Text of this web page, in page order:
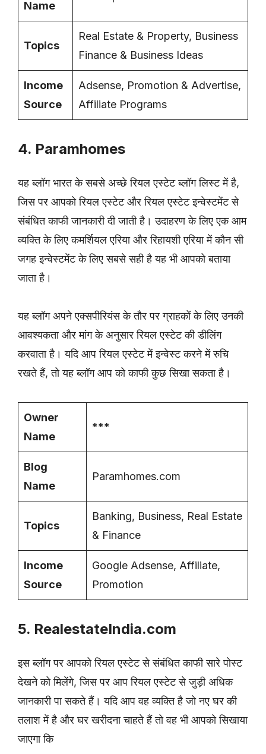
Name
Topics
Real Estate & Property, Business
Finance & Business Ideas
Income
Source
Adsense, Promotion & Advertise,
Affiliate Programs
4. Paramhomes
यह ब्लॉग भारत के सबसे अच्छे रियल एस्टेट ब्लॉग लिस्ट में है,
जिस पर आपको रियल एस्टेट और रियल एस्टेट इन्वेस्टमेंट से
संबंधित काफी जानकारी दी जाती है। उदाहरण के लिए एक आम
व्यक्ति के लिए कमर्शियल एरिया और रिहायशी एरिया में कौन सी
जगह इन्वेस्टमेंट के लिए सबसे सही है यह भी आपको बताया
जाता है।
यह ब्लॉग अपने एक्सपीरियंस के तौर पर ग्राहकों के लिए उनकी
आवश्यकता और मांग के अनुसार रियल एस्टेट की डीलिंग
करवाता है। यदि आप रियल एस्टेट में इन्वेस्ट करने में रुचि
रखते हैं, तो यह ब्लॉग आप को काफी कुछ सिखा सकता है।
Owner
Name
***
Blog
Name
Paramhomes.com
Topics
Banking, Business, Real Estate
& Finance
Income
Source
Google Adsense, Affiliate,
Promotion
5. RealestateIndia.com
इस ब्लॉग पर आपको रियल एस्टेट से संबंधित काफी सारे पोस्ट
देखने को मिलेंगे, जिस पर आप रियल एस्टेट से जुड़ी अधिक
जानकारी पा सकते हैं। यदि आप वह व्यक्ति है जो नए घर की
तलाश में है और घर खरीदना चाहते हैं तो वह भी आपको सिखाया
जाएगा कि